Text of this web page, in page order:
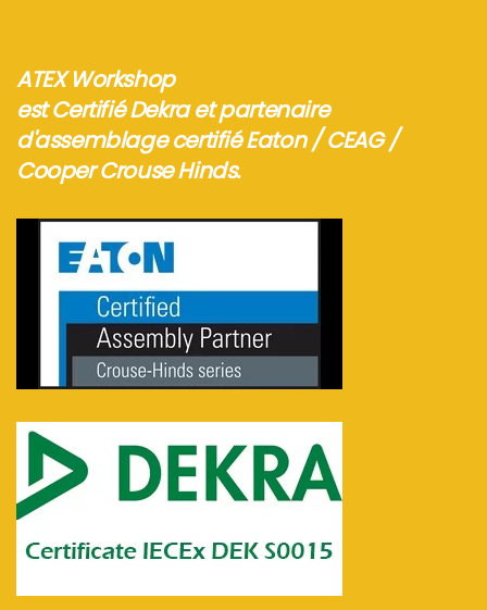
ATEX Workshop
est Certifié Dekra et partenaire
d'assemblage certifié Eaton / CEAG /
Cooper Crouse Hinds.